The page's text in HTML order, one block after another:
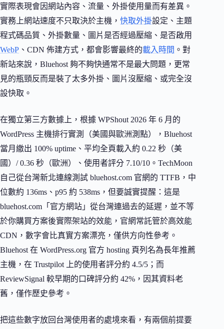
實際表現會因網站內容、流量、外掛使用量而有差異。
實務上網站速度不只取決於主機， 快取外掛設定、主題
程式碼品質、外掛數量、圖片是否經過壓縮、是否啟用
WebP 、CDN 佈建方式，都會影響最終的載入時間 。對
新站來說，Bluehost 夠不夠快通常不是最大問題，更常
見的瓶頸反而是裝了太多外掛、圖片沒壓縮、或完全沒
設快取。
在獨立第三方數據上，根據 WPShout 2026 年 6 月的
WordPress 主機排行實測（美國與歐洲測點），Bluehost
當月繳出 100% uptime、平均全頁載入約 0.22 秒（美
國）/ 0.36 秒（歐洲）、使用者評分 7.10/10。TechMoon
自己從台灣新北連線測試 bluehost.com 官網的 TTFB，中
位數約 136ms、p95 約 538ms，但要誠實提醒：這是
bluehost.com「官方網站」從台灣連過去的延遲，並不等
於你購買方案後實際架站的效能，官網常託管於高效能
CDN，數字會比真實方案漂亮，僅供方向性參考。
Bluehost 在 WordPress.org 官方 hosting 頁列名為長年推薦
主機，在 Trustpilot 上的使用者評分約 4.5/5；而
ReviewSignal 較早期的口碑評分約 42%，因其資料老
舊，僅作歷史參考。
把這些數字放回台灣使用者的處境來看，有兩個前提要